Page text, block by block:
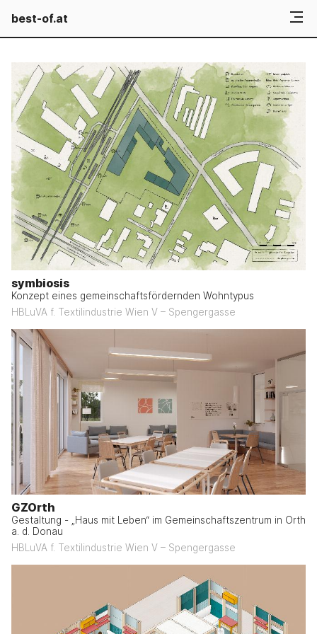
best-of.at
symbiosis
Konzept eines gemeinschaftsfördernden Wohntypus
HBLuVA f. Textilindustrie Wien V – Spengergasse
GZOrth
Gestaltung - „Haus mit Leben“ im Gemeinschaftszentrum in Orth
a. d. Donau
HBLuVA f. Textilindustrie Wien V – Spengergasse